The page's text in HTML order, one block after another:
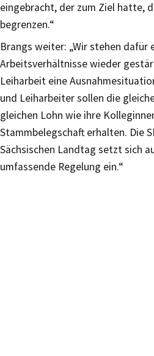
eingebracht, der zum Ziel hatte,
begrenzen.“
Brangs weiter: „Wir stehen dafür
Arbeitsverhältnisse wieder
Leiharbeit eine
und Leiharbeiter sollen die
gleichen Lohn wie ihre
Stammbelegschaft erhalten. Die
Sächsischen Landtag setzt sich
umfassende Regelung ein.“